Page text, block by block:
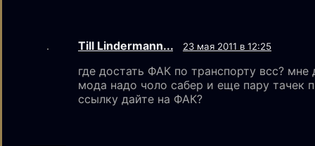
Till Lindermann... 23 мая 2011 в 12:25
где достать ФАК по транспорту всс? мне
мода надо чоло сабер и еще пару тачек
ссылку дайте на ФАК?